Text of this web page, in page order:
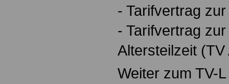
- Tarifvertrag
- Tarifvertrag
Altersteilzeit (TV
Weiter zum TV-